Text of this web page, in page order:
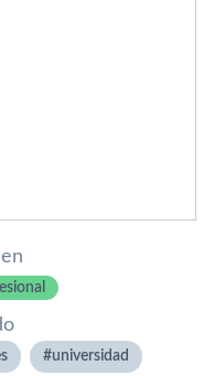
universidad